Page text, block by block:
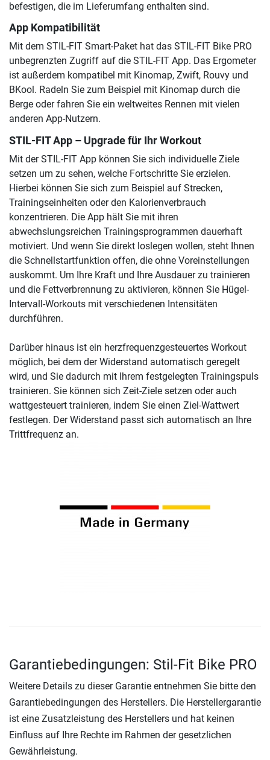
befestigen, die im Lieferumfang enthalten sind.
App Kompatibilität
Mit dem STIL-FIT Smart-Paket hat das STIL-FIT Bike PRO
unbegrenzten Zugriff auf die STIL-FIT App. Das Ergometer
ist außerdem kompatibel mit Kinomap, Zwift, Rouvy und
BKool. Radeln Sie zum Beispiel mit Kinomap durch die
Berge oder fahren Sie ein weltweites Rennen mit vielen
anderen App-Nutzern.
STIL-FIT App – Upgrade für Ihr Workout
Mit der STIL-FIT App können Sie sich individuelle Ziele
setzen um zu sehen, welche Fortschritte Sie erzielen.
Hierbei können Sie sich zum Beispiel auf Strecken,
Trainingseinheiten oder den Kalorienverbrauch
konzentrieren. Die App hält Sie mit ihren
abwechslungsreichen Trainingsprogrammen dauerhaft
motiviert. Und wenn Sie direkt loslegen wollen, steht Ihnen
die Schnellstartfunktion offen, die ohne Voreinstellungen
auskommt. Um Ihre Kraft und Ihre Ausdauer zu trainieren
und die Fettverbrennung zu aktivieren, können Sie Hügel-
Intervall-Workouts mit verschiedenen Intensitäten
durchführen.
Darüber hinaus ist ein herzfrequenzgesteuertes Workout
möglich, bei dem der Widerstand automatisch geregelt
wird, und Sie dadurch mit Ihrem festgelegten Trainingspuls
trainieren. Sie können sich Zeit-Ziele setzen oder auch
wattgesteuert trainieren, indem Sie einen Ziel-Wattwert
festlegen. Der Widerstand passt sich automatisch an Ihre
Trittfrequenz an.
Garantiebedingungen: Stil-Fit Bike PRO
Weitere Details zu dieser Garantie entnehmen Sie bitte den
Garantiebedingungen des Herstellers. Die Herstellergarantie
ist eine Zusatzleistung des Herstellers und hat keinen
Einfluss auf Ihre Rechte im Rahmen der gesetzlichen
Gewährleistung.